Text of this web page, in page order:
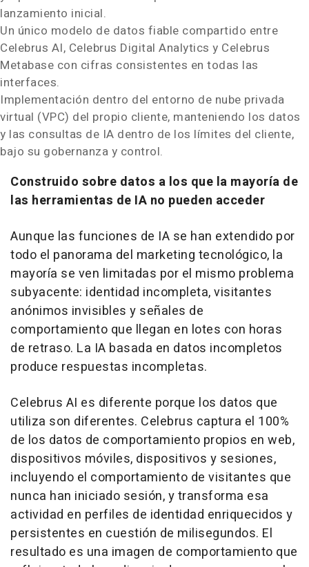
lanzamiento inicial.
Un único modelo de datos fiable compartido entre
Celebrus AI, Celebrus Digital Analytics y Celebrus
Metabase con cifras consistentes en todas las
interfaces.
Implementación dentro del entorno de nube privada
virtual (VPC) del propio cliente, manteniendo los datos
y las consultas de IA dentro de los límites del cliente,
bajo su gobernanza y control.
Construido sobre datos a los que la mayoría de
las herramientas de IA no pueden acceder
Aunque las funciones de IA se han extendido por
todo el panorama del marketing tecnológico, la
mayoría se ven limitadas por el mismo problema
subyacente: identidad incompleta, visitantes
anónimos invisibles y señales de
comportamiento que llegan en lotes con horas
de retraso. La IA basada en datos incompletos
produce respuestas incompletas.
Celebrus AI es diferente porque los datos que
utiliza son diferentes. Celebrus captura el 100%
de los datos de comportamiento propios en web,
dispositivos móviles, dispositivos y sesiones,
incluyendo el comportamiento de visitantes que
nunca han iniciado sesión, y transforma esa
actividad en perfiles de identidad enriquecidos y
persistentes en cuestión de milisegundos. El
resultado es una imagen de comportamiento que